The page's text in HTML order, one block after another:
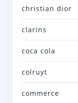
christian dior
clarins
coca cola
colruyt
commerce